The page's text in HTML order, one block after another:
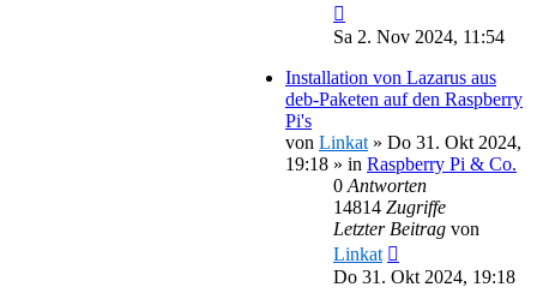
Sa 2. Nov 2024, 11:54
Installation von Lazarus aus
deb-Paketen auf den Raspberry
Pi's
von Linkat » Do 31. Okt 2024,
19:18 » in Raspberry Pi & Co.
0 Antworten
14814 Zugriffe
Letzter Beitrag von
Linkat
Do 31. Okt 2024, 19:18